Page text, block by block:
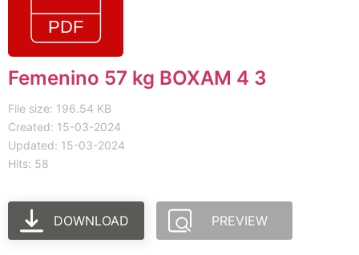
Femenino 57 kg BOXAM 4 3
File size: 196.54 KB
Created: 15-03-2024
Updated: 15-03-2024
Hits: 58
DOWNLOAD PREVIEW